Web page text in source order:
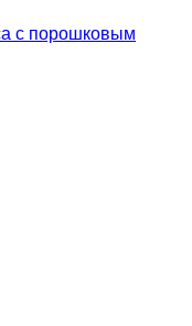
с порошковым